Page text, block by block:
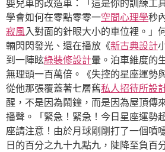
嬰兒車的改造車：「這是你的訓練工
學會如何在零點零零一空間心理學秒
寂風入對面的針眼大小的車位裡。」
輛閃閃發光、還在播放《新古典設計
到一陣眩綠裝修設計暈。泊車維度的
無理頭一百萬倍。《失控的星座運勢
從他那張覆蓋著七層舊私人招待所設
醒，不是因為鬧鐘，而是因為屋頂傳
播聲。「緊急！緊急！今日星座運勢
座請注意！由於月球剛剛打了一個噴
日的百分之九十九點九，陡降至負百